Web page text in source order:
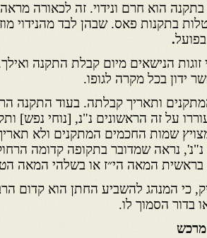
הוא חרם ונידוי. זה לכאורה
בתקנות פאס. שבהן לבד מהנידוי
.
הנישאים מיום קבלת התקנה ואילך.
ידון בכל מקרה לגופו.
ותאריך קבלתה. בעוד התקנה
על זה הראשונים נ"נ, [נוחי נפש]
שמות החכמים המתקנים ולא
נראה שמדובר בתקופה קדומה
המאה הי״ז או בשלהי המאה
כי המנהג להשביע החתן הוא קדום
בדור הסמוך לו.
מרכש